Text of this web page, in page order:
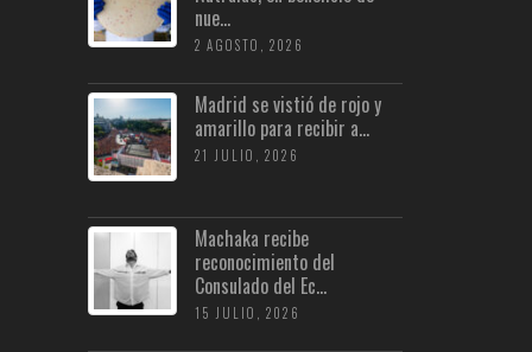
nue...
2 AGOSTO, 2026
Madrid se vistió de rojo y
amarillo para recibir a...
21 JULIO, 2026
Machaka recibe
reconocimiento del
Consulado del Ec...
15 JULIO, 2026